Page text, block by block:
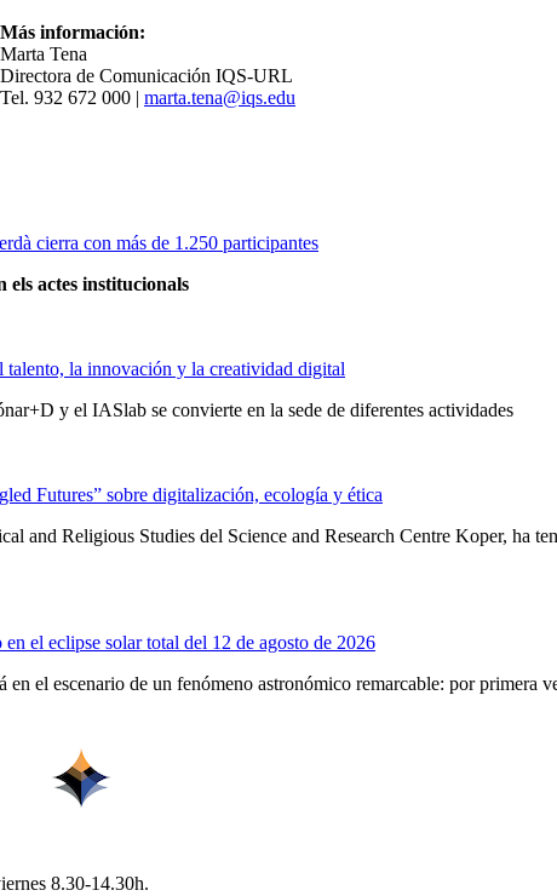
Más información:
Marta Tena
Directora de Comunicación IQS-URL
Tel. 932 672 000 | marta.tena@iqs.edu
cierra con más de 1.250 participantes
actes institucionals
la innovación y la creatividad digital
y el IASlab se convierte en la sede de diferentes actividades
Futures” sobre digitalización, ecología y ética
and Religious Studies del Science and Research Centre Koper, ha
el eclipse solar total del 12 de agosto de 2026
el escenario de un fenómeno astronómico remarcable: por primera
8.30-14.30h.